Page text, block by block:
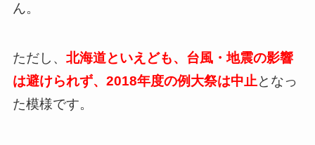
ん。
ただし、 北海道といえども、台風・地震の影響
は避けられず、2018年度の例大祭は中止となっ
た模様です。